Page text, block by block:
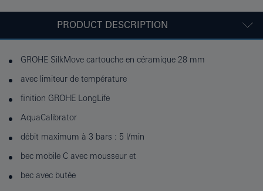
PRODUCT DESCRIPTION
GROHE SilkMove cartouche en céramique 28 mm
avec limiteur de température
finition GROHE LongLife
AquaCalibrator
débit maximum à 3 bars : 5 l/min
bec mobile C avec mousseur et
bec avec butée